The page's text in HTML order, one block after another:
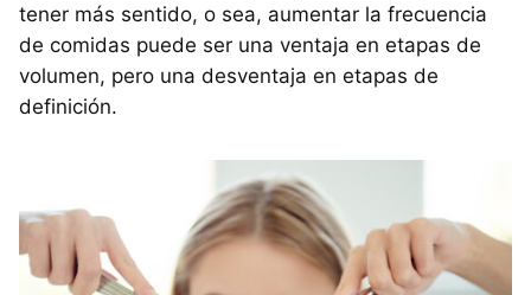
tener más sentido, o sea, aumentar la frecuencia
de comidas puede ser una ventaja en etapas de
volumen, pero una desventaja en etapas de
definición.